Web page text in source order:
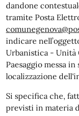
dandone
tramite Posta
indicare
Urbanistica - Unità
Paesaggio messa
localizzazione
Si specifica che,
previsti in materia